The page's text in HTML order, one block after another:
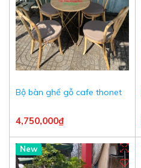
Bộ bàn ghế gỗ cafe thonet
4,750,000₫
New